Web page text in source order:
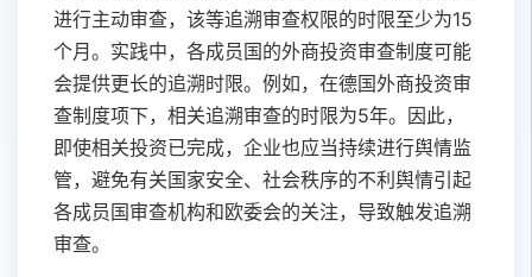
进行主动审查，该等追溯审查权限的时限至少为15
个月。实践中，各成员国的外商投资审查制度可能
会提供更长的追溯时限。例如，在德国外商投资审
查制度项下，相关追溯审查的时限为5年。因此，
即使相关投资已完成，企业也应当持续进行舆情监
管，避免有关国家安全、社会秩序的不利舆情引起
各成员国审查机构和欧委会的关注，导致触发追溯
审查。